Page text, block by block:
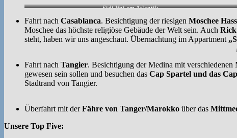
Sidi Ifni am Atlantik
Fahrt nach Casablanca. Besichtigung der riesigen Moschee
Moschee das höchste religiöse Gebäude der Welt sein. Auch
steht, haben wir uns angeschaut. Übernachtung im Appartment
Fahrt nach Tangier. Besichtigung der Medina mit verschiedenen
gewesen sein sollen und besuchen das Cap Spartel und das
Stadtrand von Tangier.
Überfahrt mit derFähre von Tanger/Marokko über das
Unsere Top Five: